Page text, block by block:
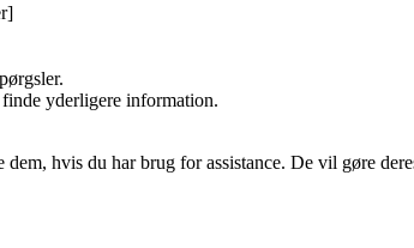
yderligere information.
hvis du har brug for assistance. De vil gøre